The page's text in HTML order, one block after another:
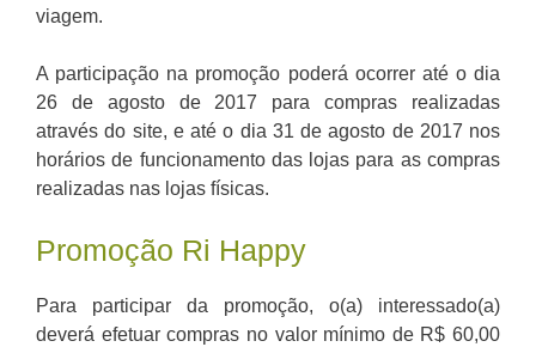
viagem.
A participação na promoção poderá ocorrer até o dia
26 de agosto de 2017 para compras realizadas
através do site, e até o dia 31 de agosto de 2017 nos
horários de funcionamento das lojas para as compras
realizadas nas lojas físicas.
Promoção Ri Happy
Para participar da promoção, o(a) interessado(a)
deverá efetuar compras no valor mínimo de R$ 60,00